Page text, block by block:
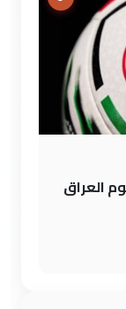
نجوم العراق